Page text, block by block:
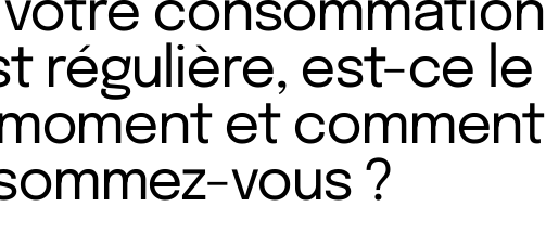
consommation
régulière, est-ce le
et comment
vous ?